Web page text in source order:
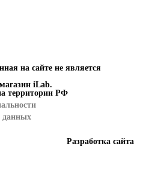
данных
на сайте не является
iLab.
территории РФ
Разработка сайта